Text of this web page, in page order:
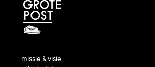
missie & visie